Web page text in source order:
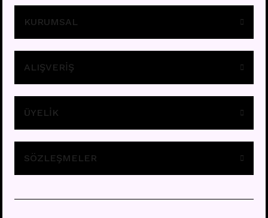
KURUMSAL
ALIŞVERİŞ
ÜYELİK
SÖZLEŞMELER